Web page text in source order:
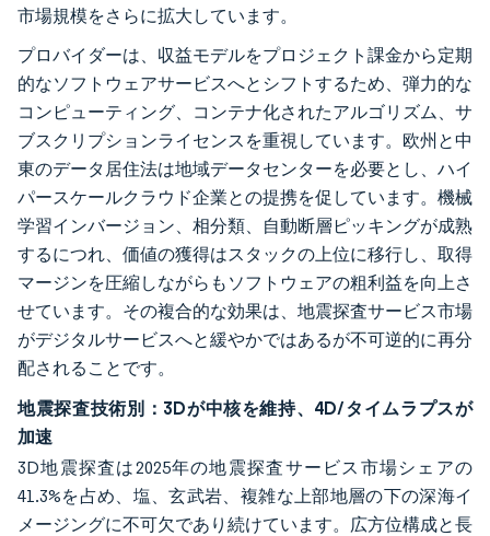
市場規模をさらに拡大しています。
プロバイダーは、収益モデルをプロジェクト課金から定期
的なソフトウェアサービスへとシフトするため、弾力的な
コンピューティング、コンテナ化されたアルゴリズム、サ
ブスクリプションライセンスを重視しています。欧州と中
東のデータ居住法は地域データセンターを必要とし、ハイ
パースケールクラウド企業との提携を促しています。機械
学習インバージョン、相分類、自動断層ピッキングが成熟
するにつれ、価値の獲得はスタックの上位に移行し、取得
マージンを圧縮しながらもソフトウェアの粗利益を向上さ
せています。その複合的な効果は、地震探査サービス市場
がデジタルサービスへと緩やかではあるが不可逆的に再分
配されることです。
地震探査技術別：3Dが中核を維持、4D/タイムラプスが
加速
3D地震探査は2025年の地震探査サービス市場シェアの
41.3%を占め、塩、玄武岩、複雑な上部地層の下の深海イ
メージングに不可欠であり続けています。広方位構成と長